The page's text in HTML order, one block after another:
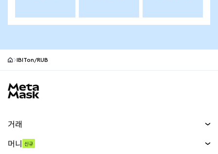
IBITon/RUB
거래
머니 신규